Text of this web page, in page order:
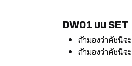
DW01 บน
ถ้ามองว่าดัชนีจ
ถ้ามองว่าดัชนีจ